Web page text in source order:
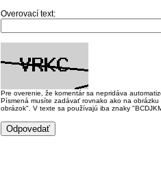
Overovací text:
Pre overenie, že komentár sa nepridáva
Písmená musíte zadávať rovnako ako na
obrázok". V texte sa používajú iba znaky